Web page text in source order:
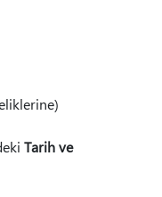
Tarih ve